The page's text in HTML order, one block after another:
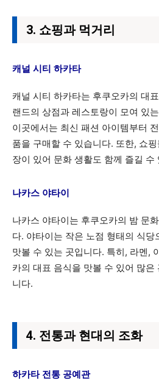
3. 쇼핑과 먹거리
캐널 시티 하카타
캐널 시티 하카타는 후쿠오카의 대
랜드의 상점과 레스토랑이 모여 있
이곳에서는 최신 패션 아이템부터
품을 구매할 수 있습니다. 또한, 쇼
장이 있어 문화 생활도 함께 즐길 수
나카스 야타이
나카스 야타이는 후쿠오카의 밤 문
다. 야타이는 작은 노점 형태의 식당
맛볼 수 있는 곳입니다. 특히, 라멘,
카의 대표 음식을 맛볼 수 있어 많은
니다.
4. 전통과 현대의 조화
하카타 전통 공예관